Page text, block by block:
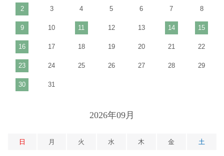
2 3 4 5 6 7 8
9 10 11 12 13 14 15
16 17 18 19 20 21 22
23 24 25 26 27 28 29
30 31
2026年09月
日 月 火 水 木 金 土